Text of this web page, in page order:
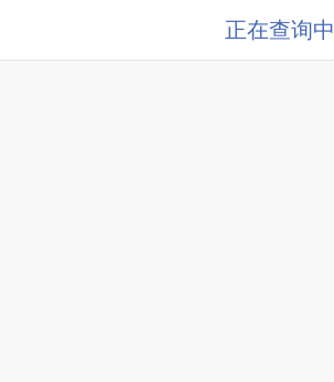
正在查询中